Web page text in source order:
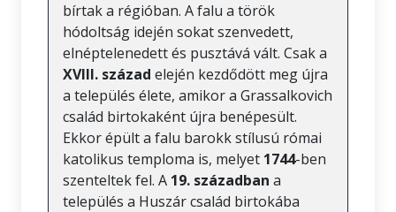
bírtak a régióban. A falu a török
hódoltság idején sokat szenvedett,
elnéptelenedett és pusztává vált. Csak a
XVIII. század elején kezdődött meg újra
a település élete, amikor a Grassalkovich
család birtokaként újra benépesült.
Ekkor épült a falu barokk stílusú római
katolikus temploma is, melyet 1744-ben
szenteltek fel. A 19. században a
település a Huszár család birtokába